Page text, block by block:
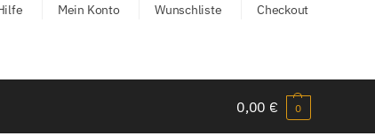
Mein Konto Wunschliste Checkout
0,00 € 0